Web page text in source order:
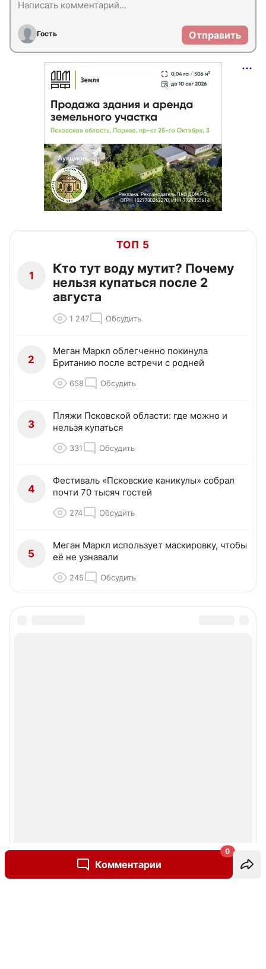
Комментарии
0
Гость Отправить
ТОП 5
1
Кто тут воду мутит? Почему
нельзя купаться после 2
августа
1 247 Обсудить
2
Меган Маркл облегченно покинула
Британию после встречи с родней
658 Обсудить
3
Пляжи Псковской области: где можно и
нельзя купаться
331 Обсудить
4
Фестиваль «Псковские каникулы» собрал
почти 70 тысяч гостей
274 Обсудить
5
Меган Маркл использует маскировку, чтобы
её не узнавали
245 Обсудить